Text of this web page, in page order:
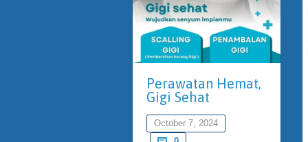
Perawatan Hemat,
Gigi Sehat
October 7, 2024